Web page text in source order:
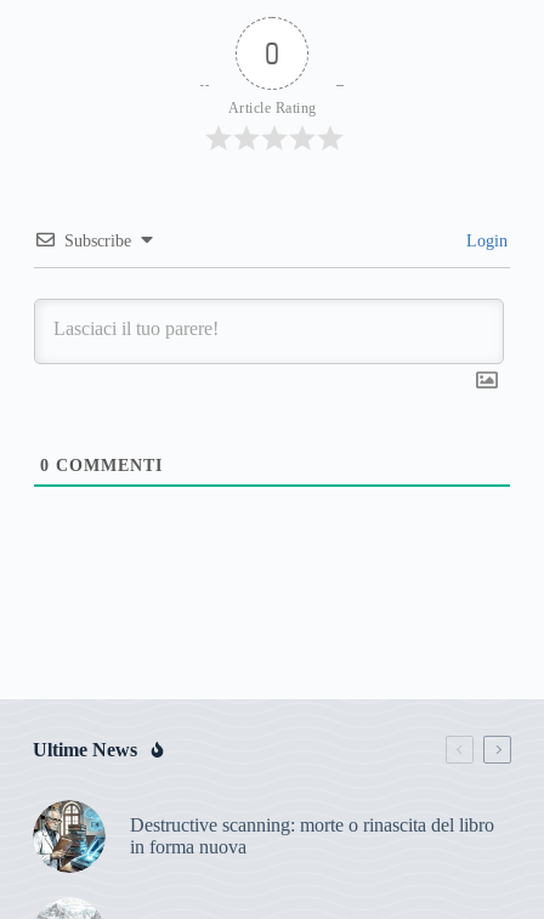
0
Article Rating
Subscribe Login
0 COMMENTI
Ultime News
Destructive scanning: morte o rinascita del libro
in forma nuova